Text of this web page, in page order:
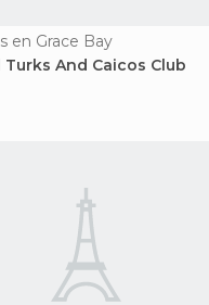
en Grace Bay
Turks And Caicos Club